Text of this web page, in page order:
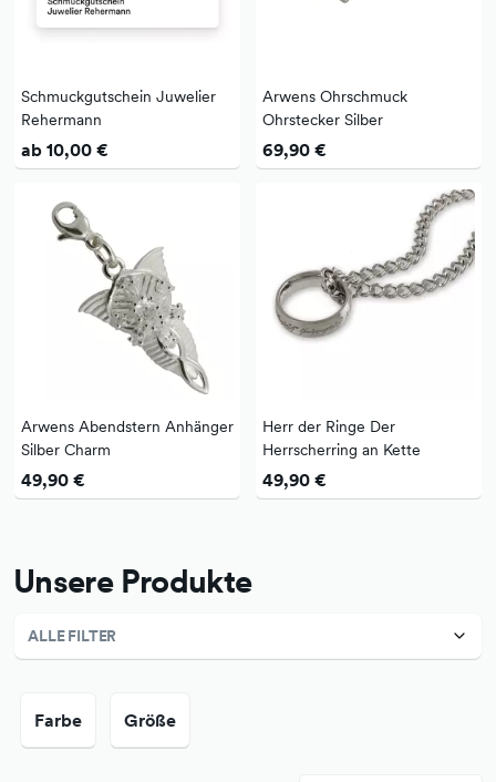
Schmuckgutschein Juwelier
Rehermann
ab 10,00 €
Arwens Ohrschmuck
Ohrstecker Silber
69,90 €
Arwens Abendstern Anhänger
Silber Charm
49,90 €
Herr der Ringe Der
Herrscherring an Kette
49,90 €
Unsere Produkte
ALLE FILTER
Farbe Größe